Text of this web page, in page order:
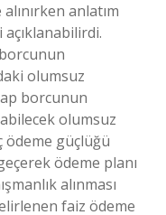
anlatım
olumsuz
borcunun
olumsuz
ödeme güçlüğü
ödeme planı
alınması
faiz ödeme